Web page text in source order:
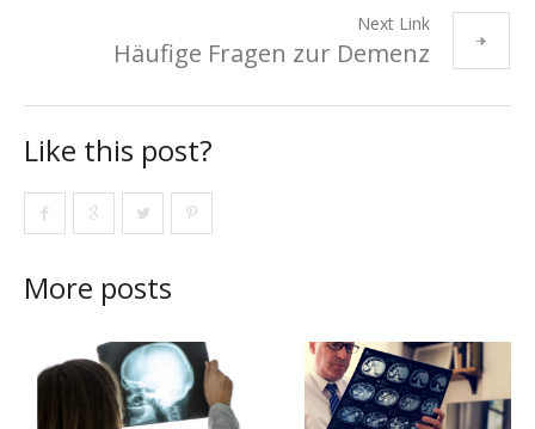
Next Link
Häufige Fragen zur Demenz
Like this post?
More posts